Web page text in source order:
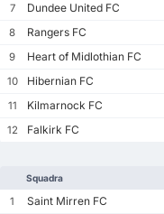
7
Dundee United FC
8
Rangers FC
9
Heart of Midlothian FC
10
Hibernian FC
11
Kilmarnock FC
12
Falkirk FC
Squadra
1 Saint Mirren FC